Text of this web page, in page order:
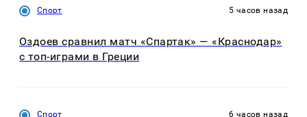
Спорт 5 часов назад
Оздоев сравнил матч «Спартак» — «Краснодар»
с топ-играми в Греции
Спорт 6 часов назад